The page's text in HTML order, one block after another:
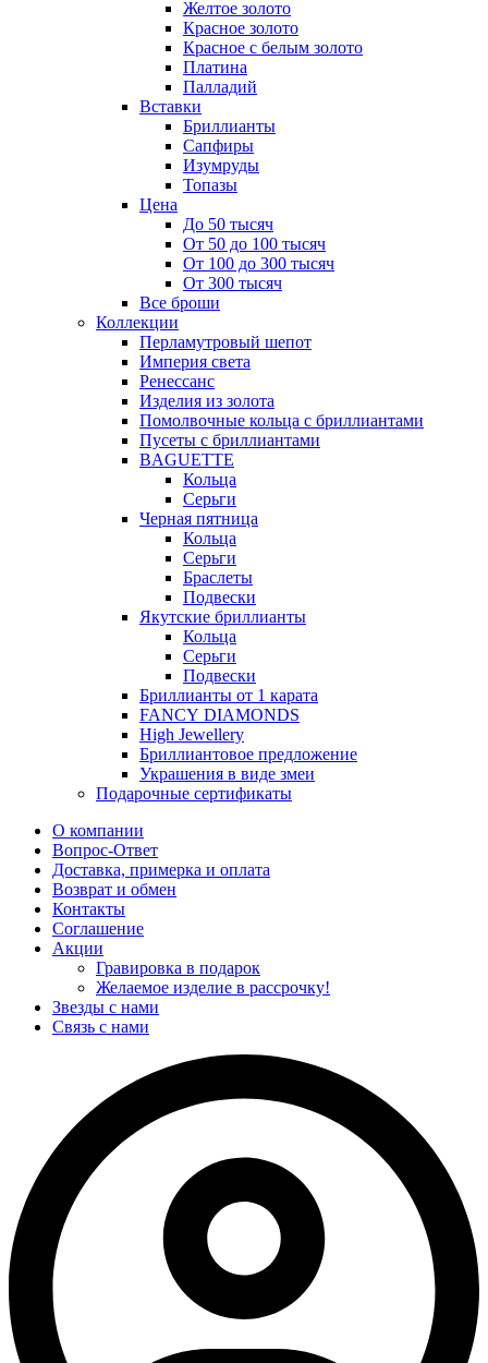
Желтое золото
Красное золото
Красное с белым золото
Платина
Палладий
Вставки
Бриллианты
Сапфиры
Изумруды
Топазы
Цена
До 50 тысяч
От 50 до 100 тысяч
От 100 до 300 тысяч
От 300 тысяч
Все броши
Коллекции
Перламутровый шепот
Империя света
Ренессанс
Изделия из золота
Помолвочные кольца с бриллиантами
Пусеты с бриллиантами
BAGUETTE
Кольца
Серьги
Черная пятница
Кольца
Серьги
Браслеты
Подвески
Якутские бриллианты
Кольца
Серьги
Подвески
Бриллианты от 1 карата
FANCY DIAMONDS
High Jewellery
Бриллиантовое предложение
Украшения в виде змеи
Подарочные сертификаты
О компании
Вопрос-Ответ
Доставка, примерка и оплата
Возврат и обмен
Контакты
Соглашение
Акции
Гравировка в подарок
Желаемое изделие в рассрочку!
Звезды с нами
Связь с нами